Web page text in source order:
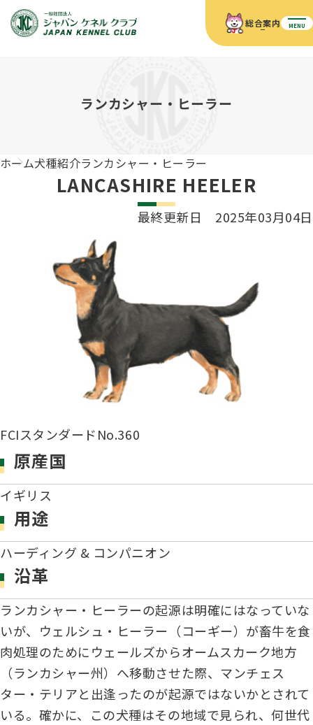
総合案内 MENU
JKCの活動内容
有識者会議の提言について
入会のご案内
3分でわかるジャパンケネルクラブ
ジャパンケネルクラブチャンネルYouTube
ガゼットのご案内
血統証明書について
血統証明書の見かた
血統証明書・所有者名義変更
子犬の申請について
チャンピオンタイトル
繁殖についての基礎知識
正しいブリーディングと守るべき心得
ティーカッププードル、豆柴について
遺伝子疾患について考えよう
「動物の愛護及び管理に関する法律」
ドッグショー 競技会スケジュール
FCIインターナショナルドッグショー開催のご案内
チャンピオンについて(ドッグショー・競技会)
ロイヤルカナンアワードについて
JKCブリーディングアワード
訓練競技会
アジリティー競技会
フライボール競技会
オビディエンス競技会
新登録犬種のご紹介
キーワードラリー2025
ジュニアハンドラーとは
自由研究<犬について詳しく知ろう！>
ジャックお面を作ってあそぼう♪
JKC公認資格
JKC公認資格
「資格更新料の自動引落」のご利用について
愛犬飼育管理士
訓練士
スチュワード
審査員
アニマル衛生士
自主研修会／日程
犬の健康管理手帳について
会員向け情報
ダウンロード
ランカシャー・ヒーラー
ホーム犬種紹介ランカシャー・ヒーラー
LANCASHIRE HEELER
最終更新日 2025年03月04日
FCIスタンダードNo.360
原産国
イギリス
用途
ハーディング & コンパニオン
沿革
ランカシャー・ヒーラーの起源は明確にはなっていな
いが、ウェルシュ・ヒーラー（コーギー）が畜牛を食
肉処理のためにウェールズからオームスカーク地方
（ランカシャー州）へ移動させた際、マンチェス
ター・テリアと出逢ったのが起源ではないかとされて
いる。確かに、この犬種はその地域で見られ、何世代